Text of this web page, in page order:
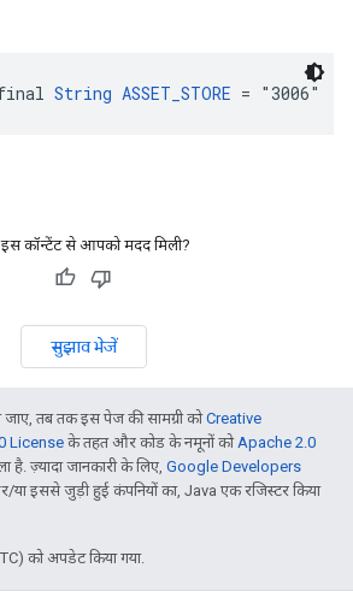
String ASSET_STORE = "3006"
इस कॉन्टेंट से आपको मदद मिली?
सुझाव भेजें
तब तक इस पेज की सामग्री कोCreative
License के तहत और कोड के नमूनों कोApache 2.0
है. ज़्यादा जानकारी के लिए, Google Developers
इससे जुड़ी हुई कंपनियों का, Java एक रजिस्टर किया
को अपडेट किया गया.